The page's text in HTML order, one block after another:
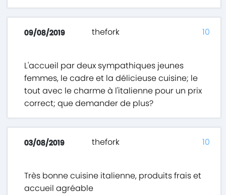
09/08/2019 thefork
L'accueil par deux sympathiques jeunes
femmes, le cadre et la délicieuse cuisine; le
tout avec le charme à l'italienne pour un prix
correct; que demander de plus?
10
03/08/2019 thefork
Très bonne cuisine italienne, produits frais et
accueil agréable
10